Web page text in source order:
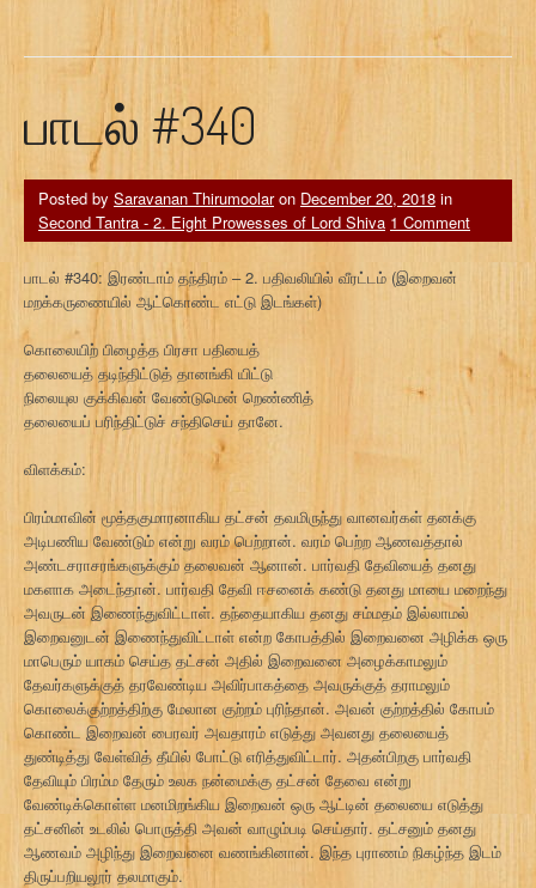
பாடல் #340
Posted by Saravanan Thirumoolaron December 20, 2018 in
Second Tantra - 2. Eight Prowesses of Lord Shiva 1 Comment
பாடல் #340: இரண்டாம் தந்திரம் – 2. பதிவலியில் வீரட்டம் (இறைவன்
மறக்கருணையில் ஆட்கொண்ட எட்டு இடங்கள்)
கொலையிற் பிழைத்த பிரசா பதியைத்
தலையைத் தடிந்திட்டுத் தானங்கி யிட்டு
நிலையுல குக்கிவன் வேண்டுமென் றெண்ணித்
தலையைப் பரிந்திட்டுச் சந்திசெய் தானே.
விளக்கம்:
பிரம்மாவின் மூத்தகுமாரனாகிய தட்சன் தவமிருந்து வானவர்கள் தனக்கு
அடிபணிய வேண்டும் என்று வரம் பெற்றான். வரம் பெற்ற ஆணவத்தால்
அண்டசராசரங்களுக்கும் தலைவன் ஆனான். பார்வதி தேவியைத் தனது
மகளாக அடைந்தான். பார்வதி தேவி ஈசனைக் கண்டு தனது மாயை மறைந்து
அவருடன் இணைந்துவிட்டாள். தந்தையாகிய தனது சம்மதம் இல்லாமல்
இறைவனுடன் இணைந்துவிட்டாள் என்ற கோபத்தில் இறைவனை அழிக்க ஒரு
மாபெரும் யாகம் செய்த தட்சன் அதில் இறைவனை அழைக்காமலும்
தேவர்களுக்குத் தரவேண்டிய அவிர்பாகத்தை அவருக்குத் தராமலும்
கொலைக்குற்றத்திற்கு மேலான குற்றம் புரிந்தான். அவன் குற்றத்தில் கோபம்
கொண்ட இறைவன் பைரவர் அவதாரம் எடுத்து அவனது தலையைத்
துண்டித்து வேள்வித் தீயில் போட்டு எரித்துவிட்டார். அதன்பிறகு பார்வதி
தேவியும் பிரம்ம தேரும் உலக நன்மைக்கு தட்சன் தேவை என்று
வேண்டிக்கொள்ள மனமிறங்கிய இறைவன் ஒரு ஆட்டின் தலையை எடுத்து
தட்சனின் உடலில் பொருத்தி அவன் வாழும்படி செய்தார். தட்சனும் தனது
ஆணவம் அழிந்து இறைவனை வணங்கினான். இந்த புராணம் நிகழ்ந்த இடம்
திருப்பறியலூர் தலமாகும்.